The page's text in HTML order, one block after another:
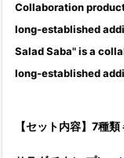
Collaboration
long-established
Salad Saba" is a
long-established
【セット内容】7種